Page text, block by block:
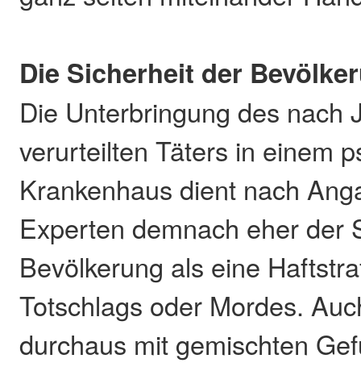
Die Sicherheit der
Die Unterbringung des nach
verurteilten Täters in einem
Krankenhaus dient nach
Experten demnach eher der
Bevölkerung als eine
Totschlags oder Mordes.
durchaus mit gemischten